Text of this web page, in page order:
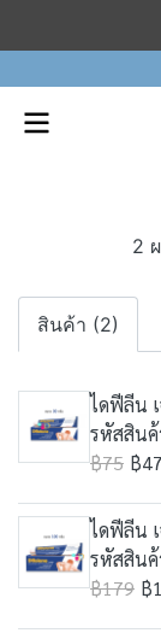
2
สินค้า (2)
ไดฟีลีน เ
รหัสสินค้
฿75 ฿47
ไดฟีลีน
รหัสสินค้
฿179 ฿